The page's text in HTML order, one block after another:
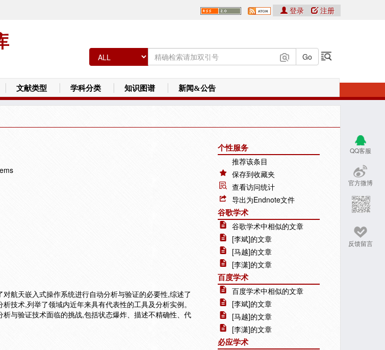
登录 注册
文献类型 学科分类 知识图谱 新闻&公告
QQ客服
官方微博
反馈留言
航天嵌入式操作系统进行自动分析与验证的必要性,综述了
技术,列举了领域内近年来具有代表性的工具及分析实例。
与验证技术面临的挑战,包括状态爆炸、描述不精确性、代
个性服务
推荐该条目
保存到收藏夹
查看访问统计
导出为Endnote文件
谷歌学术
谷歌学术中相似的文章
[李斌]的文章
[马越]的文章
[李潇]的文章
百度学术
百度学术中相似的文章
[李斌]的文章
[马越]的文章
[李潇]的文章
必应学术